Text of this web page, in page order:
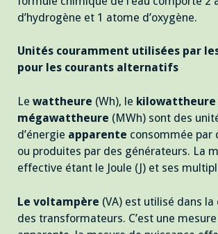
d’hydrogène et 1 atome d’oxygène.
Unités couramment utilisées par
pour les courants alternatifs
Le wattheure (Wh), le kilowattheure
mégawattheure (MWh) sont des
d’énergie apparente consommée par
ou produites par des générateurs. La
effective étant le Joule (J) et ses
Le voltampère (VA) est utilisé dans
des transformateurs. C’est une